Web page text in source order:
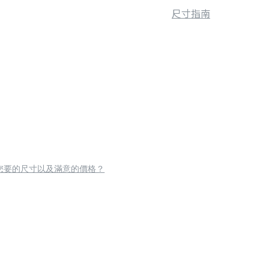
尺寸指南
要的尺寸以及滿意的價格？